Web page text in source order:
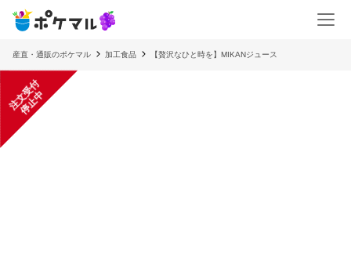
産直・通販のポケマル 加工食品 【贅沢なひと時を】MIKANジュース
注
文
受
付
停
止
中